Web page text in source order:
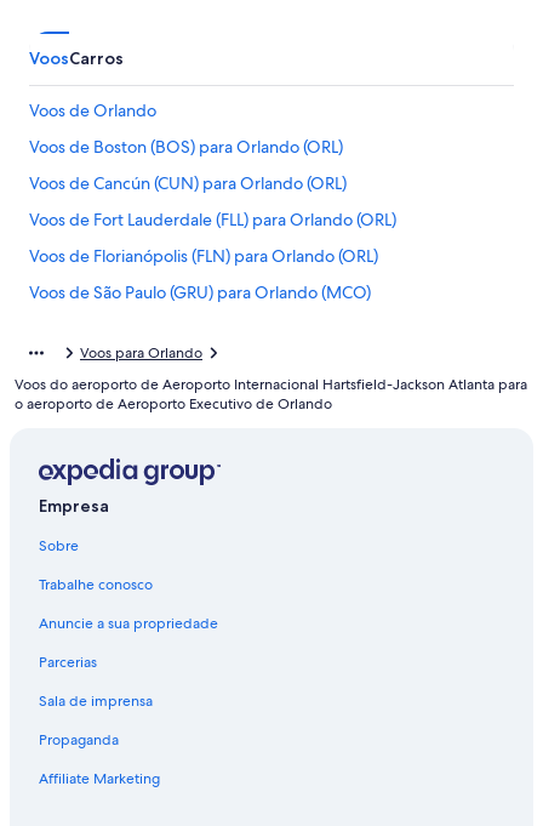
VoosCarros
Voos de Orlando
Voos de Boston (BOS) para Orlando (ORL)
Voos de Cancún (CUN) para Orlando (ORL)
Voos de Fort Lauderdale (FLL) para Orlando (ORL)
Voos de Florianópolis (FLN) para Orlando (ORL)
Voos de São Paulo (GRU) para Orlando (MCO)
Voos de Miami (MIA) para Orlando (ORL)
Voos de Nova York (NYC) para Orlando (ORL)
Voos de Porto Alegre (POA) para Orlando (ORL)
Voos de Recife (REC) para Orlando (ORL)
Voos de Rio de Janeiro (RIO) para Orlando (ORL)
Voos de São Paulo (SAO) para Orlando (ORL)
Voos de Salvador (SSA) para Orlando (ORL)
Voos de Campinas (VCP) para Orlando (ORL)
Voos para Orlando
Voos para Orlando
Voos do aeroporto de Aeroporto Internacional Hartsfield-Jackson Atlanta para
o aeroporto de Aeroporto Executivo de Orlando
Empresa
Sobre
Trabalhe conosco
Anuncie a sua propriedade
Parcerias
Sala de imprensa
Propaganda
Affiliate Marketing